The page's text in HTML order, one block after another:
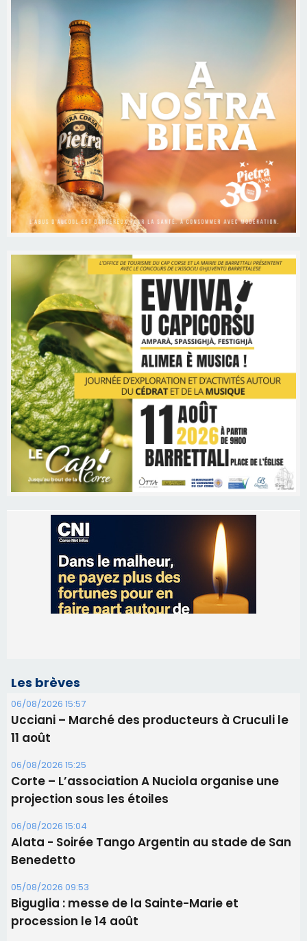
Les brèves
06/08/2026 15:57
Ucciani – Marché des producteurs à Cruculi le
11 août
06/08/2026 15:25
Corte – L’association A Nuciola organise une
projection sous les étoiles
06/08/2026 15:04
Alata - Soirée Tango Argentin au stade de San
Benedetto
05/08/2026 09:53
Biguglia : messe de la Sainte-Marie et
procession le 14 août